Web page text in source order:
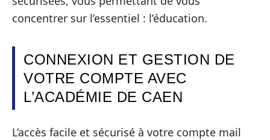
concentrer sur l’essentiel : l’éducation.
CONNEXION ET GESTION DE
VOTRE COMPTE AVEC
L’ACADÉMIE DE CAEN
L’accès facile et sécurisé à votre compte mail